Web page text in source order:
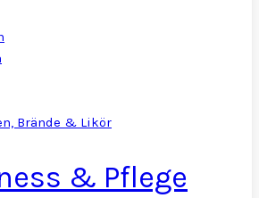
Brände & Likör
& Pflege